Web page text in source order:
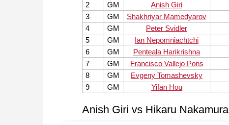
2
GM Anish Giri
3
GM Shakhriyar Mamedyarov
4
GM Peter Svidler
5
GM Ian Nepomniachtchi
6
GM Penteala Harikrishna
7
GM Francisco Vallejo Pons
8
GM Evgeny Tomashevsky
9
GM Yifan Hou
Anish Giri vs Hikaru Nakamura